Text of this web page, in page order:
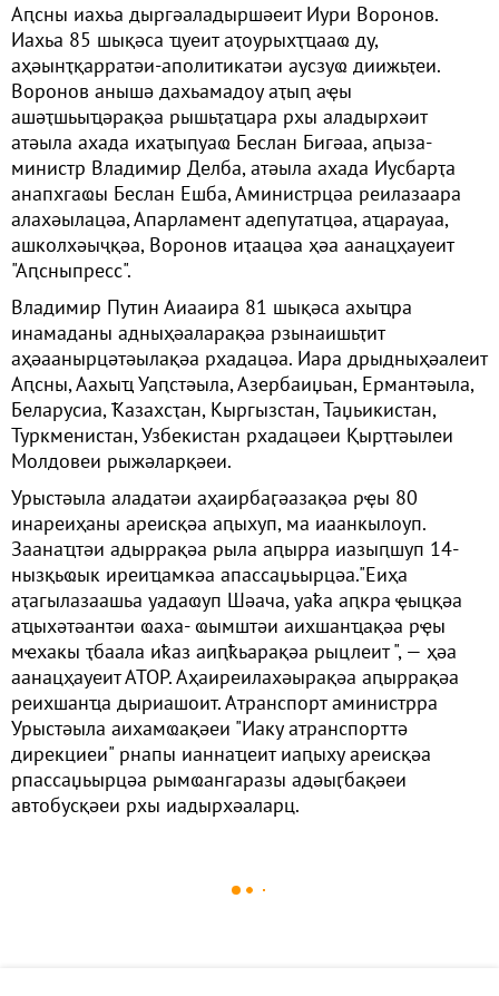
Аԥсны иахьа дыргәаладыршәеит Иури Воронов.
Иахьа 85 шықәса ҵуеит аҭоурыхҭҵааҩ ду,
аҳәынҭқарратәи-аполитикатәи аусзуҩ диижьҭеи.
Воронов анышә дахьамадоу аҭыԥ аҿы
ашәҭшьыҵәрақәа рышьҭаҵара рхы аладырхәит
атәыла ахада ихаҭыԥуаҩ Беслан Бигәаа, аԥыза-
министр Владимир Делба, атәыла ахада Иусбарҭа
анапхгаҩы Беслан Ешба, Аминистрцәа реилазаара
алахәылацәа, Апарламент адепутатцәа, аҵарауаа,
ашколхәыҷқәа, Воронов иҭаацәа ҳәа аанацҳауеит
"Аԥсныпресс".
Владимир Путин Аиааира 81 шықәса ахыҵра
инамаданы адныҳәаларақәа рзынаишьҭит
аҳәаанырцәтәылақәа рхадацәа. Иара дрыдныҳәалеит
Аԥсны, Аахыҵ Уаԥстәыла, Азербаиџьан, Ермантәыла,
Беларусиа, Ҟазахсҭан, Кыргызстан, Таџьикистан,
Туркменистан, Узбекистан рхадацәеи Қырҭтәылеи
Молдовеи рыжәларқәеи.
Урыстәыла аладатәи аҳаирбаӷәазақәа рҿы 80
инареиҳаны ареисқәа аԥыхуп, ма иаанкылоуп.
Заанаҵтәи адыррақәа рыла аԥырра иазыԥшуп 14-
нызқьҩык иреиҵамкәа апассаџьырцәа."Еиҳа
аҭагылазаашьа уадаҩуп Шәача, уаҟа аԥкра ҿыцқәа
аҵыхәтәантәи ҩаха- ҩымштәи аихшанҵақәа рҿы
мҽхакы ҭбаала иҟаз аиԥҟьарақәа рыцлеит ", — ҳәа
аанацҳауеит АТОР. Аҳаиреилахәырақәа аԥыррақәа
реихшанҵа дыриашоит. Атранспорт аминистрра
Урыстәыла аихамҩақәеи "Иаку атранспорттә
дирекциеи" рнапы ианнаҵеит иаԥыху ареисқәа
рпассаџьырцәа рымҩангаразы адәыӷбақәеи
автобусқәеи рхы иадырхәаларц.